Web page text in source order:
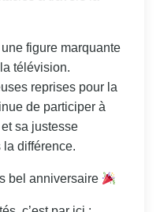
figure marquante
télévision.
reprises pour la
de participer à
sa justesse
la différence.
bel anniversaire